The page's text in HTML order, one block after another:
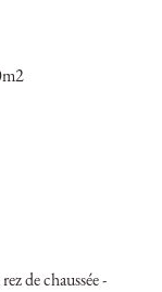
de chaussée -